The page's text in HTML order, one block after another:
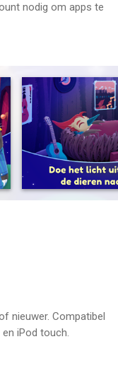
nodig om apps te
wereldwijd hun
In de derde
bedtijdritueel met
gaan en een
in een dromerige
ze naar bed
zien voordat hij
door de
passie en
ontwerpen, door 3d-
2d-illustraties en
nieuwer. Compatibel
iPod touch.